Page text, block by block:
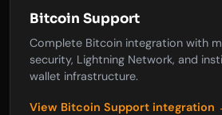
Bitcoin Support
Complete Bitcoin integration with
security, Lightning Network, and
wallet infrastructure.
View Bitcoin Support integration